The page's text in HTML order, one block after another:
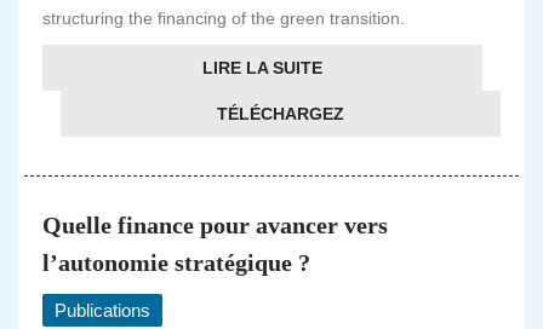
structuring the financing of the green transition.
LIRE LA SUITE
TÉLÉCHARGEZ
Quelle finance pour avancer vers
l’autonomie stratégique ?
Publications